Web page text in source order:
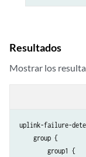
Resultados
Mostrar los
uplink-failure-
    group {
        group1 {